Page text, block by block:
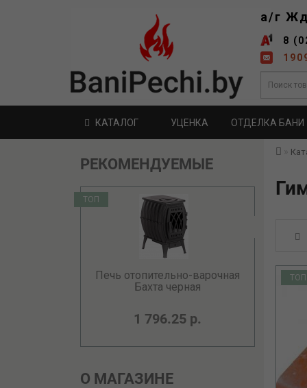
а/г
8
КАТАЛОГ УЦЕНКА ОТДЕЛКА БАНИ
РЕКОМЕНДУЕМЫЕ
ТОП
Печь отопительно-варочная
Бахта черная
1 796.25 р.
О МАГАЗИНЕ
ТОП